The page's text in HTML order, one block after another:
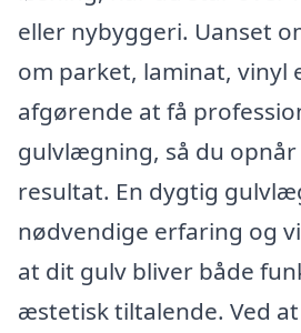
eller nybyggeri. Uanset
om parket, laminat, vinyl
afgørende at få
gulvlægning, så du
resultat. En dygtig
nødvendige erfaring og
at dit gulv bliver både
æstetisk tiltalende. Ved